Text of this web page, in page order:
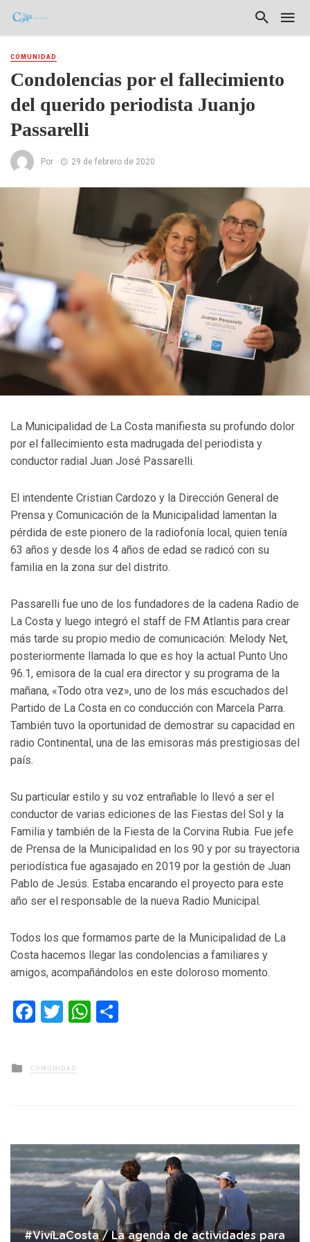
COMUNIDAD
Condolencias por el fallecimiento
del querido periodista Juanjo
Passarelli
Por 29 de febrero de 2020
La Municipalidad de La Costa manifiesta su profundo dolor
por el fallecimiento esta madrugada del periodista y
conductor radial Juan José Passarelli.
El intendente Cristian Cardozo y la Dirección General de
Prensa y Comunicación de la Municipalidad lamentan la
pérdida de este pionero de la radiofonía local, quien tenía
63 años y desde los 4 años de edad se radicó con su
familia en la zona sur del distrito.
Passarelli fue uno de los fundadores de la cadena Radio de
La Costa y luego integró el staff de FM Atlantis para crear
más tarde su propio medio de comunicación: Melody Net,
posteriormente llamada lo que es hoy la actual Punto Uno
96.1, emisora de la cual era director y su programa de la
mañana, «Todo otra vez», uno de los más escuchados del
Partido de La Costa en co conducción con Marcela Parra.
También tuvo la oportunidad de demostrar su capacidad en
radio Continental, una de las emisoras más prestigiosas del
país.
Su particular estilo y su voz entrañable lo llevó a ser el
conductor de varias ediciones de las Fiestas del Sol y la
Familia y también de la Fiesta de la Corvina Rubia. Fue jefe
de Prensa de la Municipalidad en los 90 y por su trayectoria
periodística fue agasajado en 2019 por la gestión de Juan
Pablo de Jesús. Estaba encarando el proyecto para este
año ser el responsable de la nueva Radio Municipal.
Todos los que formamos parte de la Municipalidad de La
Costa hacemos llegar las condolencias a familiares y
amigos, acompañándolos en este doloroso momento.
Facebook
TwitterWhatsApp
Posted
in
COMUNIDAD
#VivíLaCosta / La agenda de actividades para